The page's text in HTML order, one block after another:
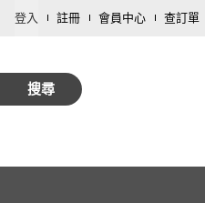
登入 註冊 會員中心 查訂單
搜尋